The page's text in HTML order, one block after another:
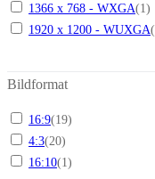
1366 x 768 - WXGA(1)
1920 x 1200 - WUXGA(
Bildformat
16:9(19)
4:3(20)
16:10(1)